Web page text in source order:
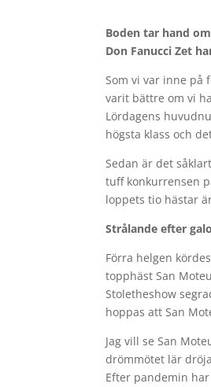
Boden tar hand
Don Fanucci Zet
Som vi var inne på
varit bättre om vi
Lördagens
högsta klass och
Sedan är det
tuff konkurrensen
loppets tio hästar
Strålande efter
Förra helgen
topphäst San
Stoletheshow
hoppas att San
Jag vill se San
drömmötet lär
Efter pandemin